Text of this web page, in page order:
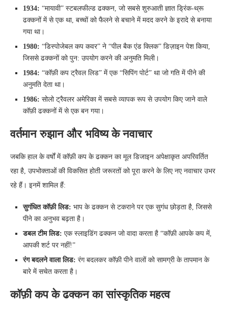
1934: “मायावी” स्टबलफील्ड ढक्कन, जो सबसे शुरुआती ज्ञात ड्रिंक-थ्रू
ढक्कनों में से एक था, बच्चों को फैलने से बचाने में मदद करने के इरादे से बनाया
गया था।
1980: “डिस्पोजेबल कप कवर” ने “पील बैक एंड क्लिक” डिज़ाइन पेश किया,
जिससे ढक्कनों को पुन: उपयोग करने की अनुमति मिली।
1984: “कॉफ़ी कप ट्रैवल लिड” में एक “सिपिंग पोर्ट” था जो गति में पीने की
अनुमति देता था।
1986: सोलो ट्रैवलर अमेरिका में सबसे व्यापक रूप से उपयोग किए जाने वाले
कॉफ़ी ढक्कनों में से एक बन गया।
वर्तमान रुझान और भविष्य के नवाचार
जबकि हाल के वर्षों में कॉफ़ी कप के ढक्कन का मूल डिजाइन अपेक्षाकृत अपरिवर्तित
रहा है, उपभोक्ताओं की विकसित होती जरूरतों को पूरा करने के लिए नए नवाचार उभर
रहे हैं। इनमें शामिल हैं:
सुगंधित कॉफ़ी लिड: भाप के ढक्कन से टकराने पर एक सुगंध छोड़ता है, जिससे
पीने का अनुभव बढ़ता है।
डबल टीम लिड: एक स्लाइडिंग ढक्कन जो वादा करता है “कॉफ़ी आपके कप में,
आपकी शर्ट पर नहीं!”
रंग बदलने वाला लिड: रंग बदलकर कॉफ़ी पीने वालों को सामग्री के तापमान के
बारे में सचेत करता है।
कॉफ़ी कप के ढक्कन का सांस्कृतिक महत्व